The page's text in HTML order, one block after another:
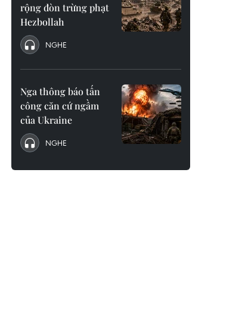
rộng đòn trừng phạt
Hezbollah
NGHE
Nga thông báo tấn
công căn cứ ngầm
của Ukraine
NGHE